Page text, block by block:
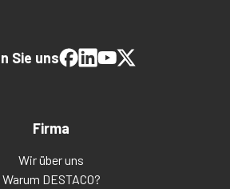
Firma
Wir über uns
Warum DESTACO?
Sie uns